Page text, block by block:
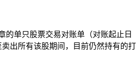
的单只股票交易对账单（对账起止日
出所有该股期间，目前仍然持有的打